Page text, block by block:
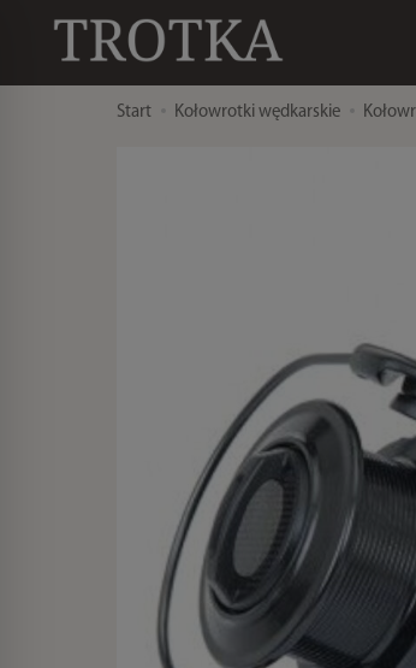
Start Kołowrotki wędkarskie